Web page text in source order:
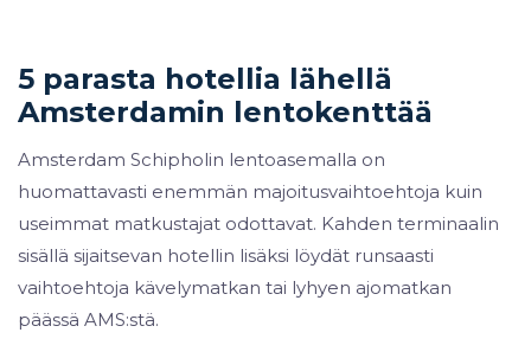
5 parasta hotellia lähellä
Amsterdamin lentokenttää
Amsterdam Schipholin lentoasemalla on
huomattavasti enemmän majoitusvaihtoehtoja kuin
useimmat matkustajat odottavat. Kahden terminaalin
sisällä sijaitsevan hotellin lisäksi löydät runsaasti
vaihtoehtoja kävelymatkan tai lyhyen ajomatkan
päässä AMS:stä.